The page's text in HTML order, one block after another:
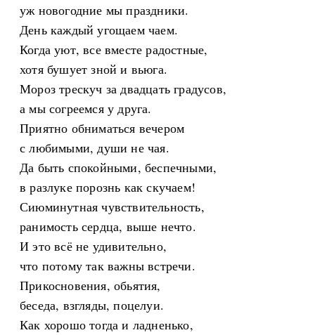
уж новогодние мы праздники.
День каждый угощаем чаем.
Когда уют, все вместе радостные,
хотя бушует зной и вьюга.
Мороз трескуч за двадцать градусов,
а мы согреемся у друга.
Приятно обниматься вечером
с любимыми, души не чая.
Да быть спокойными, беспечными,
в разлуке порознь как скучаем!
Сиюминутная чувствительность,
ранимость сердца, выше нечто.
И это всё не удивительно,
что потому так важны встречи.
Прикосновения, обьятия,
беседа, взгляды, поцелуи.
Как хорошо тогда и ладненько,